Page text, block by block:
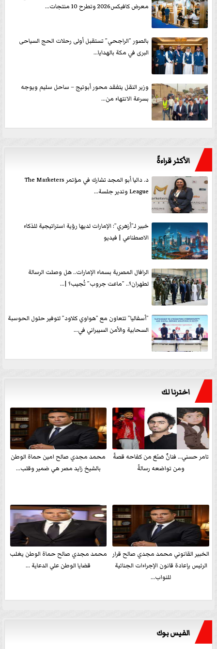
معرض كافيكس2026 وتطرح 10 منتجات...
بالصور ”الراجحي” تستقبل أولى رحلات الحج السياحى
البرى في مكة بالهدايا...
وزير النقل يتفقد محور أبوتيج – ساحل سليم ويوجه
بسرعة الانتهاء من...
الأكثر قراءةً
د. داليا أبو المجد تشارك في مؤتمر The Marketers
League وتدير جلسة...
خبير لـ”أزهري”: الإمارات لديها رؤية استراتيجية للذكاء
الاصطناعي | فيديو
الرافال المصرية بسماء الإمارات.. هل وصلت الرسالة
لطهران؟.. ”ماعت جروب” تُجيب؟ |...
”أسفاليا” تتعاون مع ”هواوي كلاود” لتوفير حلول الحوسبة
السحابية والأمن السيبراني في...
اخترنا لك
تامر حسني… فنانٌ صَنَعَ من كفاحه قصةً
ومن تواضعه رسالةً
محمد مجدي صالح امين حماة الوطن
بالشيخ زايد مصر هي ضمير وقلب...
الخبير القانوني محمد مجدي صالح قرار
الرئيس بإعادة قانون الإجراءات الجنائية
للنواب...
محمد مجدي صالح حماة الوطن يغلب
قضايا الوطن علي الدعاية ...
الفيس بوك